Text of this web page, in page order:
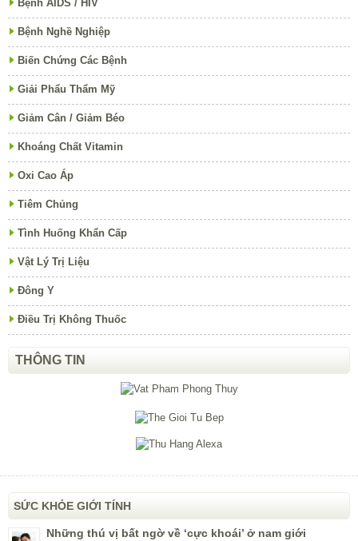
Bệnh AIDS / HIV
Bệnh Nghề Nghiệp
Biến Chứng Các Bệnh
Giải Phẩu Thẩm Mỹ
Giảm Cân / Giảm Béo
Khoáng Chất Vitamin
Oxi Cao Áp
Tiêm Chủng
Tình Huống Khẩn Cấp
Vật Lý Trị Liệu
Đông Y
Điều Trị Không Thuốc
THÔNG TIN
SỨC KHỎE GIỚI TÍNH
Những thú vị bất ngờ về ‘cực khoái’ ở nam giới